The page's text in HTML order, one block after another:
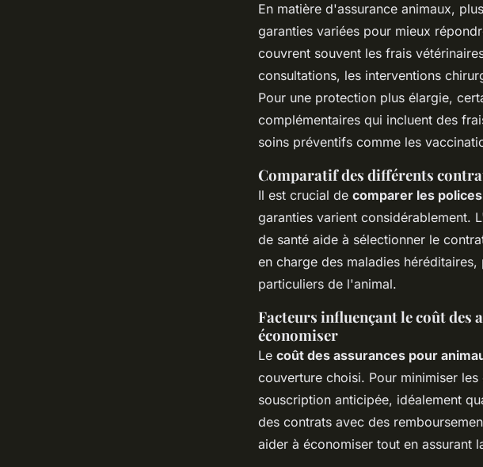
En matière d'assurance animaux,
garanties variées pour mieux
couvrent souvent les frais
consultations, les interventions
Pour une protection plus élargie,
complémentaires qui incluent des
soins préventifs comme les
Comparatif des différents
Il est crucial de comparer les
garanties varient considérablement.
de santé aide à sélectionner le
en charge des maladies
particuliers de l'animal.
Facteurs influençant le coût des
économiser
Le coût des assurances pour
couverture choisi. Pour minimiser
souscription anticipée, idéalement
des contrats avec des
aider à économiser tout en assurant